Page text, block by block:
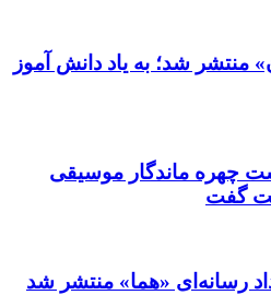
منتشر شد؛ به یاد دانش آموز
چهره ماندگار موسیقی
گفت
رسانه‌ای «هما» منتشر شد